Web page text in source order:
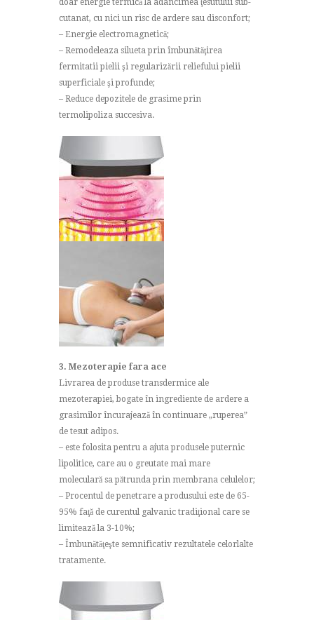
cutanat, cu nici un risc de ardere sau disconfort;
– Energie electromagnetică;
– Remodeleaza silueta prin îmbunătăţirea
fermitatii pielii şi regularizării reliefului pielii
superficiale şi profunde;
– Reduce depozitele de grasime prin
termolipoliza succesiva.
3. Mezoterapie fara ace
Livrarea de produse transdermice ale
mezoterapiei, bogate în ingrediente de ardere a
grasimilor încurajează în continuare „ruperea”
de tesut adipos.
– este folosita pentru a ajuta produsele puternic
lipolitice, care au o greutate mai mare
moleculară sa pătrunda prin membrana celulelor;
– Procentul de penetrare a produsului este de 65-
95% faţă de curentul galvanic tradiţional care se
limitează la 3-10%;
– Îmbunătăţeşte semnificativ rezultatele celorlalte
tratamente.